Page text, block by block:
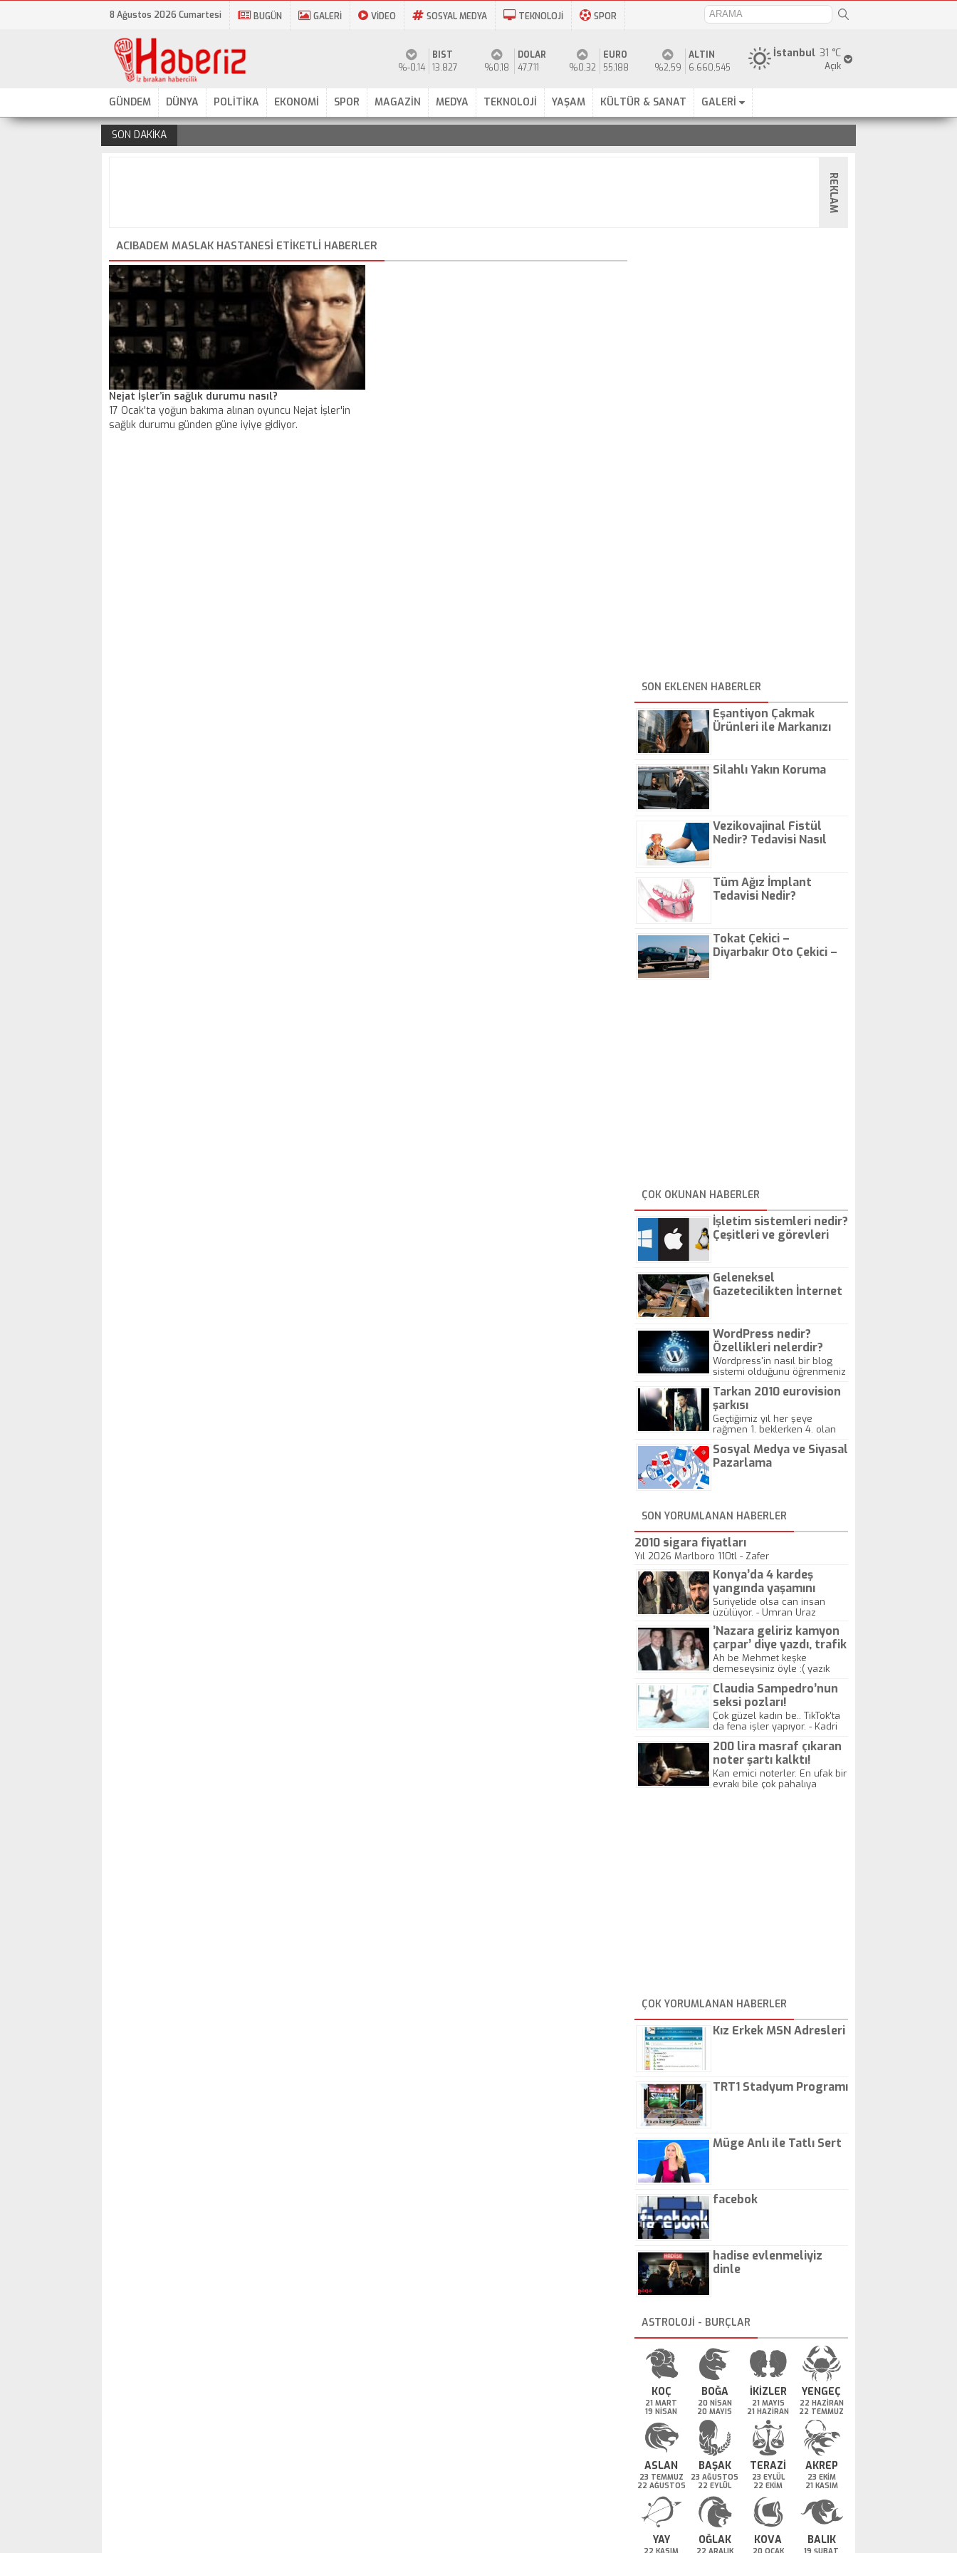
8 Ağustos 2026 Cumartesi BUGÜN GALERİ VİDEO SOSYAL MEDYA TEKNOLOJİ SPOR
31 °C
İstanbul
Açık
%-0,14
BIST
13.827
%0,18
DOLAR
47,711
%0,32
EURO
55,188
%2,59
ALTIN
6.660,545
GÜNDEM DÜNYA POLİTİKA EKONOMİ SPOR MAGAZİN MEDYA TEKNOLOJİ YAŞAM KÜLTÜR & SANAT GALERİ
SON DAKİKA
REKLAM
ACIBADEM MASLAK HASTANESI ETIKETLI HABERLER
Nejat İşler’in sağlık durumu nasıl?
17 Ocak'ta yoğun bakıma alınan oyuncu Nejat İşler'in
sağlık durumu günden güne iyiye gidiyor.
SON EKLENEN HABERLER
Eşantiyon Çakmak
Ürünleri ile Markanızı
Silahlı Yakın Koruma
Vezikovajinal Fistül
Nedir? Tedavisi Nasıl
Tüm Ağız İmplant
Tedavisi Nedir?
Tokat Çekici –
Diyarbakır Oto Çekici –
ÇOK OKUNAN HABERLER
İşletim sistemleri nedir?
Çeşitleri ve görevleri
Geleneksel
Gazetecilikten İnternet
WordPress nedir?
Özellikleri nelerdir?
Wordpress'in nasıl bir blog
sistemi olduğunu öğrenmeniz
Tarkan 2010 eurovision
şarkısı
Geçtiğimiz yıl her şeye
rağmen 1. beklerken 4. olan
gösterisinin bu yarışmada
önemli olmadığını anlamıştır.
Sosyal Medya ve Siyasal
Pazarlama
SON YORUMLANAN HABERLER
2010 sigara fiyatları
Yıl 2026 Marlboro 110tl - Zafer
Konya’da 4 kardeş
yangında yaşamını
yitirdi
Suriyelide olsa can insan
üzülüyor. - Umran Uraz
’Nazara geliriz kamyon
çarpar’ diye yazdı, trafik
kazasında öldü!
Ah be Mehmet keşke
demeseysiniz öyle :( yazık
Claudia Sampedro’nun
seksi pozları!
Çok güzel kadın be.. TikTok'ta
da fena işler yapıyor. - Kadri
200 lira masraf çıkaran
noter şartı kalktı!
Kan emici noterler. En ufak bir
evrakı bile çok pahalıya
ÇOK YORUMLANAN HABERLER
Kız Erkek MSN Adresleri
TRT1 Stadyum Programı
Müge Anlı ile Tatlı Sert
facebok
hadise evlenmeliyiz
dinle
ASTROLOJİ - BURÇLAR
KOÇ
21 MART
19 NİSAN
BOĞA
20 NİSAN
20 MAYIS
İKİZLER
21 MAYIS
21 HAZİRAN
YENGEÇ
22 HAZİRAN
22 TEMMUZ
ASLAN
23 TEMMUZ
22 AĞUSTOS
BAŞAK
23 AĞUSTOS
22 EYLÜL
TERAZİ
23 EYLÜL
22 EKİM
AKREP
23 EKİM
21 KASIM
YAY OĞLAK KOVA BALIK